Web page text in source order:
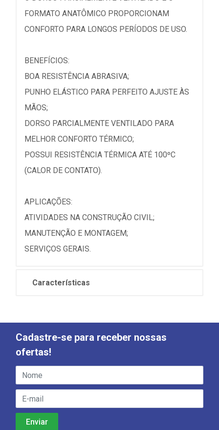
FORMATO ANATÔMICO PROPORCIONAM
CONFORTO PARA LONGOS PERÍODOS DE USO.
BENEFÍCIOS:
BOA RESISTÊNCIA ABRASIVA;
PUNHO ELÁSTICO PARA PERFEITO AJUSTE ÀS
MÃOS;
DORSO PARCIALMENTE VENTILADO PARA
MELHOR CONFORTO TÉRMICO;
POSSUI RESISTÊNCIA TÉRMICA ATÉ 100ºC
(CALOR DE CONTATO).
APLICAÇÕES:
ATIVIDADES NA CONSTRUÇÃO CIVIL;
MANUTENÇÃO E MONTAGEM;
SERVIÇOS GERAIS.
Características
Cadastre-se para receber nossas
ofertas!